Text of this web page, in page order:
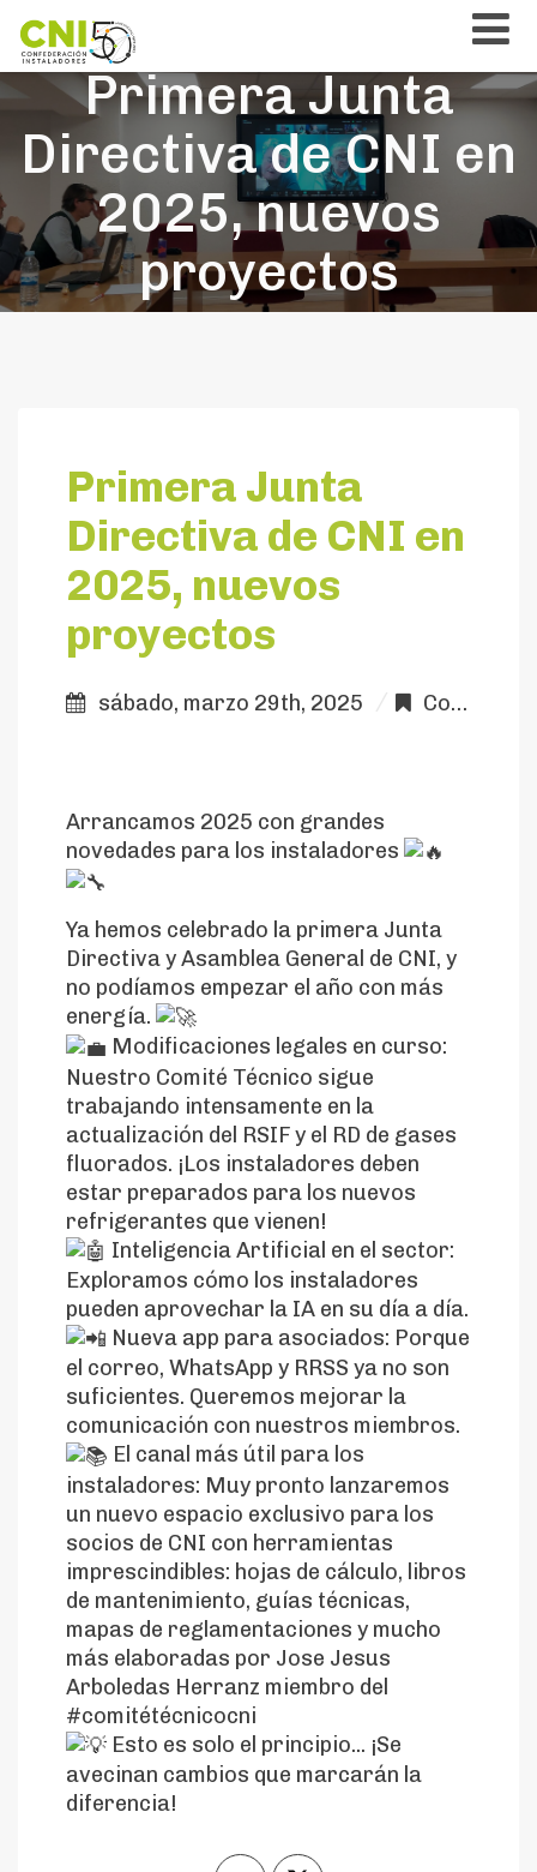
Primera Junta
Directiva de CNI en
2025, nuevos
proyectos
Primera Junta
Directiva de CNI en
2025, nuevos
proyectos
sábado, marzo 29th, 2025 Comunicación
Arrancamos 2025 con grandes
novedades para los instaladores
Ya hemos celebrado la primera Junta
Directiva y Asamblea General de CNI, y
no podíamos empezar el año con más
energía.
Modificaciones legales en curso:
Nuestro Comité Técnico sigue
trabajando intensamente en la
actualización del RSIF y el RD de gases
fluorados. ¡Los instaladores deben
estar preparados para los nuevos
refrigerantes que vienen!
Inteligencia Artificial en el sector:
Exploramos cómo los instaladores
pueden aprovechar la IA en su día a día.
Nueva app para asociados: Porque
el correo, WhatsApp y RRSS ya no son
suficientes. Queremos mejorar la
comunicación con nuestros miembros.
El canal más útil para los
instaladores: Muy pronto lanzaremos
un nuevo espacio exclusivo para los
socios de CNI con herramientas
imprescindibles: hojas de cálculo, libros
de mantenimiento, guías técnicas,
mapas de reglamentaciones y mucho
más elaboradas por Jose Jesus
Arboledas Herranz miembro del
#comitétécnicocni
Esto es solo el principio... ¡Se
avecinan cambios que marcarán la
diferencia!